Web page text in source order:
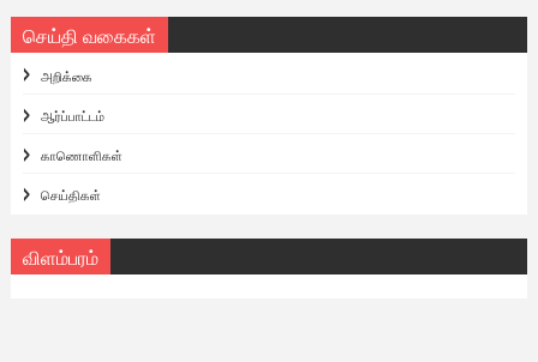
செய்தி வகைகள்
அறிக்கை
ஆர்ப்பாட்டம்
காணொளிகள்
செய்திகள்
விளம்பரம்